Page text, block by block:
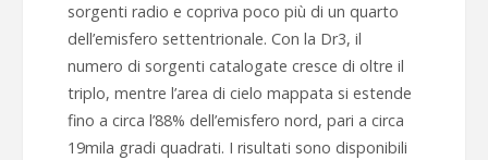
sorgenti radio e copriva poco più di un quarto
dell’emisfero settentrionale. Con la Dr3, il
numero di sorgenti catalogate cresce di oltre il
triplo, mentre l’area di cielo mappata si estende
fino a circa l’88% dell’emisfero nord, pari a circa
19mila gradi quadrati. I risultati sono disponibili